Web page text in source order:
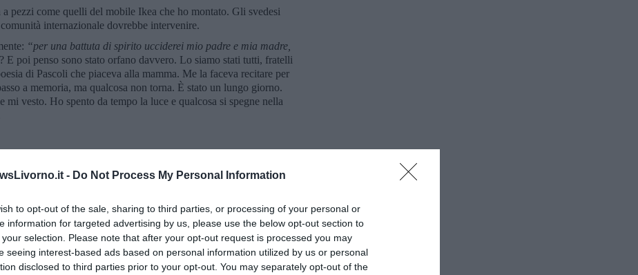
- Do Not Process My Personal Information
to opt-out of the sale, sharing to third parties, or processing of your personal or
information for targeted advertising by us, please use the below opt-out section to
selection. Please note that after your opt-out request is processed you may
seeing interest-based ads based on personal information utilized by us or personal
disclosed to third parties prior to your opt-out. You may separately opt-out of the
pezzi come quelli del mobile Ikea che ho montato. Gli svedesi
internazionale dovrebbe intervenire.
“per una battuta di spirito ucciderei mio padre e mia madre,
E poi penso sono stato orfano davvero. Lo siamo stati tutti, fratelli
di Pascoli che piaceva alla mamma. Me la faceva recitare per
a memoria, ma qualcosa non torna. È stato un lungo giorno.
mi vesto. Ho spento da tempo la luce e qualcosa si spegne nella